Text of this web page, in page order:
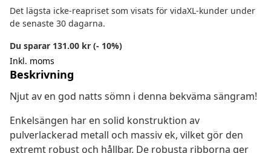
Det lägsta icke-reapriset som visats för vidaXL-kunder under
de senaste 30 dagarna.
Du sparar 131.00 kr (- 10%)
Inkl. moms
Beskrivning
Njut av en god natts sömn i denna bekväma sängram!
Enkelsängen har en solid konstruktion av
pulverlackerad metall och massiv ek, vilket gör den
extremt robust och hållbar. De robusta ribborna ger